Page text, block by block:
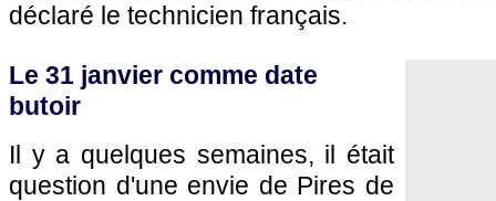
déclaré le technicien français.
Le 31 janvier comme date
butoir
Il y a quelques semaines, il était
question d'une envie de Pires de